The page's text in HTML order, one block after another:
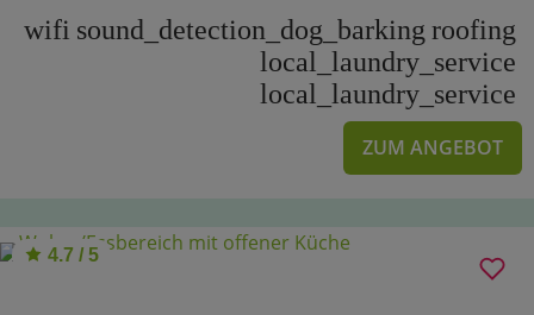
wifi sound_detection_dog_barking roofing
local_laundry_service
local_laundry_service
ZUM ANGEBOT
4.7 / 5